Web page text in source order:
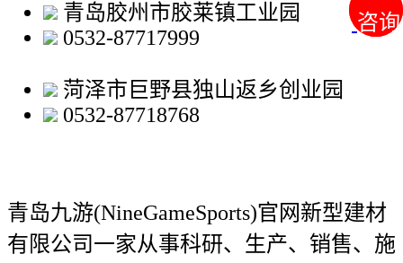
咨询
咨询
青岛胶州市胶莱镇工业园
0532-87717999
菏泽市巨野县独山返乡创业园
0532-87718768
青岛九游(NineGameSports)官网新型建材
有限公司一家从事科研、生产、销售、施